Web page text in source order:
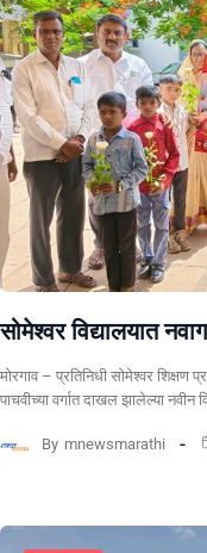
सोमेश्वर विद्यालयात
मोरगाव – प्रतिनिधी सोमेश्वर
पाचवीच्या वर्गात दाखल झालेल्या नवीन
By mnewsmarathi